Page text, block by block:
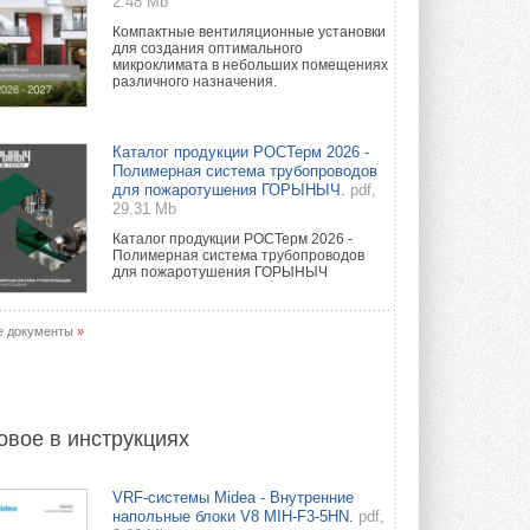
Компактные вентиляционные установки
для создания оптимального
микроклимата в небольших помещениях
различного назначения.
Каталог продукции РОСТерм 2026 -
Полимерная система трубопроводов
для пожаротушения ГОРЫНЫЧ.
pdf,
29.31 Mb
Каталог продукции РОСТерм 2026 -
Полимерная система трубопроводов
для пожаротушения ГОРЫНЫЧ
документы »
в инструкциях
VRF-системы Midea - Внутренние
напольные блоки V8 MIH-F3-5HN. pdf,